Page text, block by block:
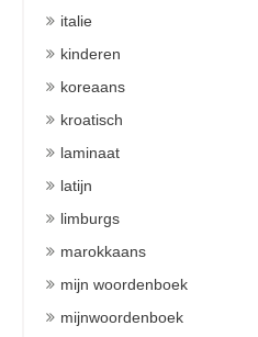
italie
kinderen
koreaans
kroatisch
laminaat
latijn
limburgs
marokkaans
mijn woordenboek
mijnwoordenboek